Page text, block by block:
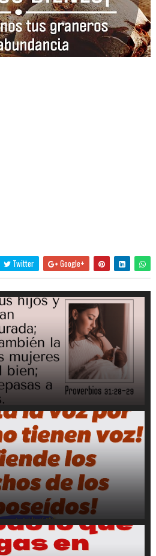
Twitter Google+